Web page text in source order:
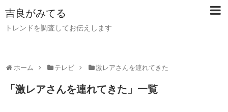
吉良がみてる
トレンドを調査してお伝えします
ホーム テレビ 激レアさんを連れてきた
「 激レアさんを連れてきた 」 一覧